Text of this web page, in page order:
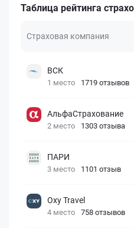
Таблица рейтинга
Страховая компания
ВСК
1 место 1719 отзывов
АльфаСтрахование
2 место 1303 отзыва
ПАРИ
3 место 1101 отзыв
Oxy Travel
4 место 758 отзывов